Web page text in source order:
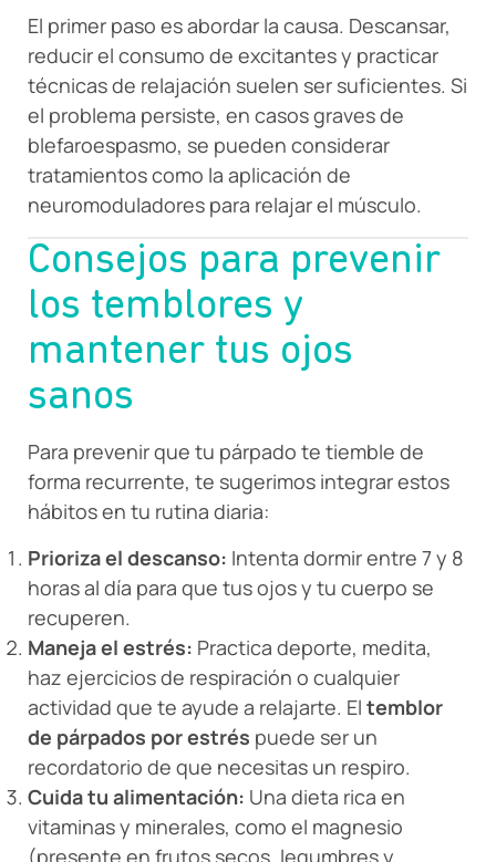
El primer paso es abordar la causa. Descansar,
reducir el consumo de excitantes y practicar
técnicas de relajación suelen ser suficientes. Si
el problema persiste, en casos graves de
blefaroespasmo, se pueden considerar
tratamientos como la aplicación de
neuromoduladores para relajar el músculo.
Consejos para prevenir
los temblores y
mantener tus ojos
sanos
Para prevenir que tu párpado te tiemble de
forma recurrente, te sugerimos integrar estos
hábitos en tu rutina diaria:
Prioriza el descanso: Intenta dormir entre 7 y 8
horas al día para que tus ojos y tu cuerpo se
recuperen.
Maneja el estrés: Practica deporte, medita,
haz ejercicios de respiración o cualquier
actividad que te ayude a relajarte. El temblor
de párpados por estrés puede ser un
recordatorio de que necesitas un respiro.
Cuida tu alimentación: Una dieta rica en
vitaminas y minerales, como el magnesio